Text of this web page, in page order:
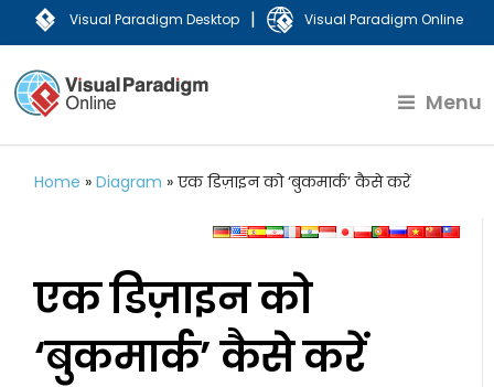
Visual Paradigm Desktop | Visual Paradigm Online
Menu
Home »Diagram »एक डिज़ाइन को ‘बुकमार्क’ कैसे करें
एक डिज़ाइन को
‘बुकमार्क’ कैसे करें